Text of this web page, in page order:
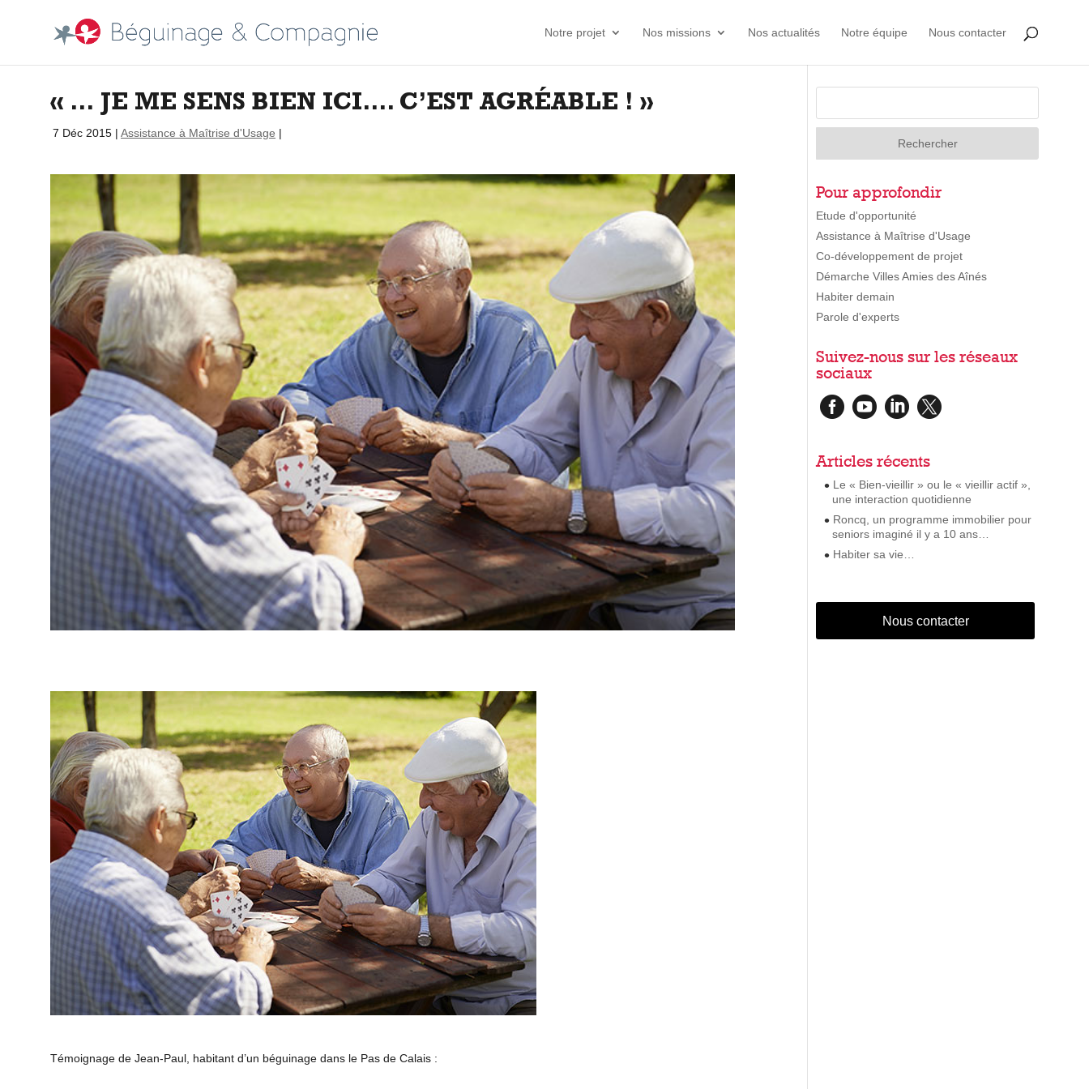
Notre projet Nos missions Nos actualités Notre équipe Nous contacter
« … JE ME SENS BIEN ICI…. C’EST AGRÉABLE ! »
7 Déc 2015 | Assistance à Maîtrise d'Usage |
Témoignage de Jean-Paul, habitant d’un béguinage dans le Pas de Calais :
Pour approfondir
Etude d'opportunité
Assistance à Maîtrise d'Usage
Co-développement de projet
Démarche Villes Amies des Aînés
Habiter demain
Parole d'experts
Suivez-nous sur les réseaux
sociaux
   
Articles récents
Le « Bien-vieillir » ou le « vieillir actif »,
une interaction quotidienne
Roncq, un programme immobilier pour
seniors imaginé il y a 10 ans…
Habiter sa vie…
Nous contacter